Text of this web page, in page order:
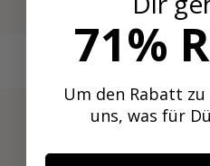
Mehr
3 SCHRITTE ZUR
71%
Um den Rabatt
uns, was für